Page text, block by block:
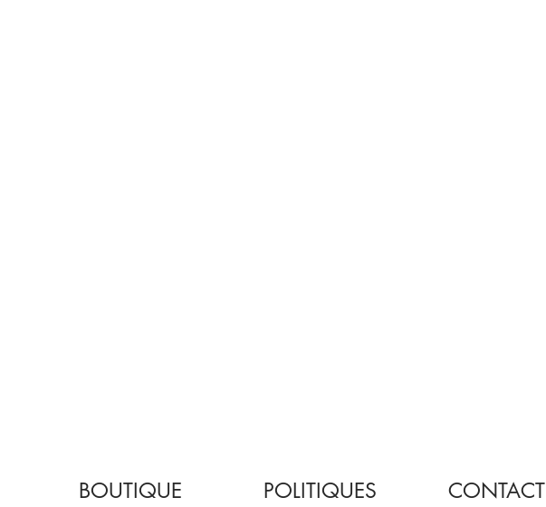
BOUTIQUE POLITIQUES CONTACT